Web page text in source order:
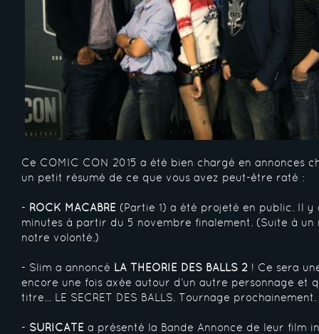
Ce COMIC CON 2015 a été bien chargé en annonces
un petit résumé de ce que vous avez peut-être raté :
- ROCK MACABRE (Partie 1) a été projeté en public. Il
minutes à partir du 5 novembre finalement. (Suite à
notre volonté.)
- Slim a annoncé LA THEORIE DES BALLS 2 ! Ce sera
encore une fois axée autour d’un autre personnage et
titre… LE SECRET DES BALLS. Tournage prochainement.
- SURICATE a présenté la Bande Annonce de leur film